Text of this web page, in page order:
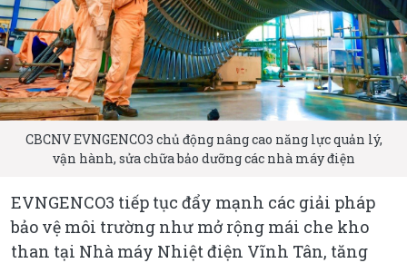
CBCNV EVNGENCO3 chủ động nâng cao năng lực quản lý,
vận hành, sửa chữa bảo dưỡng các nhà máy điện
EVNGENCO3 tiếp tục đẩy mạnh các giải pháp
bảo vệ môi trường như mở rộng mái che kho
than tại Nhà máy Nhiệt điện Vĩnh Tân, tăng